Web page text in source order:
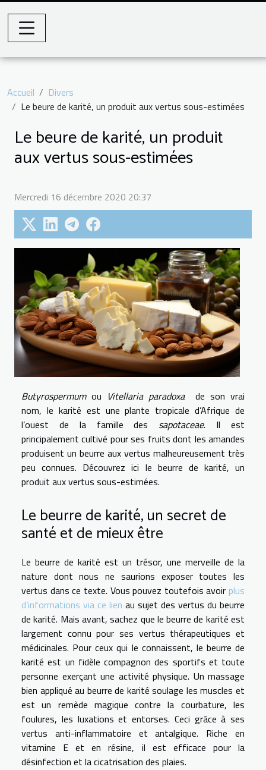
Accueil
Divers
Le beure de karité, un produit aux vertus sous-estimées
Le beure de karité, un produit
aux vertus sous-estimées
Mercredi 16 décembre 2020 20:37
Butyrospermum ou Vitellaria paradoxade son vrai
nom, le karité est une plante tropicale d’Afrique de
l’ouest de la famille des sapotaceae. Il est
principalement cultivé pour ses fruits dont les amandes
produisent un beurre aux vertus malheureusement très
peu connues. Découvrez ici le beurre de karité, un
produit aux vertus sous-estimées.
Le beurre de karité, un secret de
santé et de mieux être
Le beurre de karité est un trésor, une merveille de la
nature dont nous ne saurions exposer toutes les
vertus dans ce texte. Vous pouvez toutefois avoir plus
d’informations via ce lien au sujet des vertus du beurre
de karité. Mais avant, sachez que le beurre de karité est
largement connu pour ses vertus thérapeutiques et
médicinales. Pour ceux qui le connaissent, le beurre de
karité est un fidèle compagnon des sportifs et toute
personne exerçant une activité physique. Un massage
bien appliqué au beurre de karité soulage les muscles et
est un remède magique contre la courbature, les
foulures, les luxations et entorses. Ceci grâce à ses
vertus anti-inflammatoire et antalgique. Riche en
vitamine E et en résine, il est efficace pour la
désinfection et la cicatrisation des plaies.